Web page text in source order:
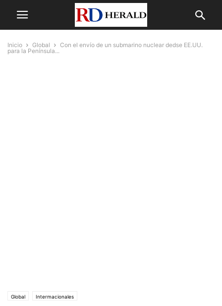
Inicio Global
Con el envío de un submarino nuclear dedse EE.UU.
para la Península...
Global Intermacionales